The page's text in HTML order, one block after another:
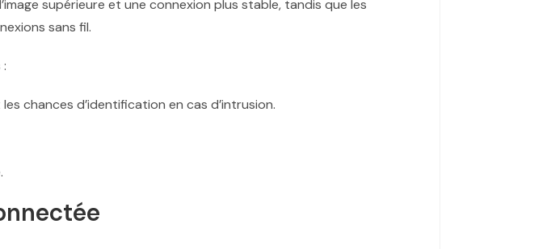
supérieure et une connexion plus stable, tandis que les
sans fil.
chances d’identification en cas d’intrusion.